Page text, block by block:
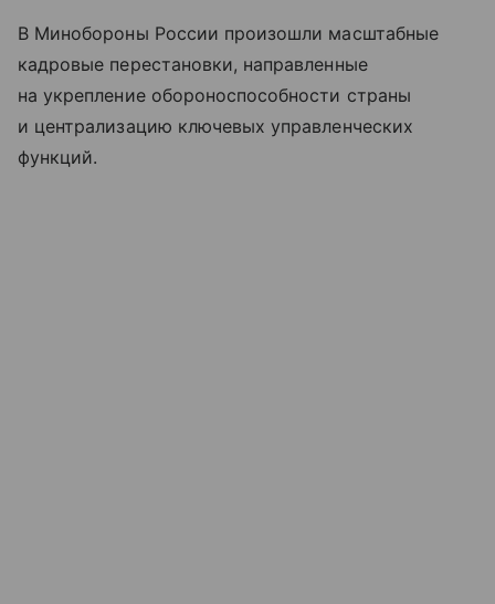
В Минобороны России произошли масштабные
кадровые перестановки, направленные
на укрепление обороноспособности страны
и централизацию ключевых управленческих
функций.